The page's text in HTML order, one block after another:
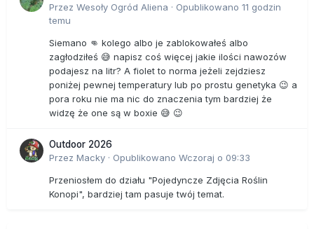
Przez Wesoły Ogród Aliena · Opublikowano 11 godzin
temu
Siemano 👊 kolego albo je zablokowałeś albo
zagłodziłeś 😅 napisz coś więcej jakie ilości nawozów
podajesz na litr? A fiolet to norma jeżeli zejdziesz
poniżej pewnej temperatury lub po prostu genetyka 😉 a
pora roku nie ma nic do znaczenia tym bardziej że
widzę że one są w boxie 😅 😉
Outdoor 2026
Przez Macky · Opublikowano Wczoraj o 09:33
Przeniosłem do działu "Pojedyncze Zdjęcia Roślin
Konopi", bardziej tam pasuje twój temat.